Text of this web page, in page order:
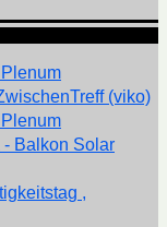
(viko)
- Balkon Solar
,